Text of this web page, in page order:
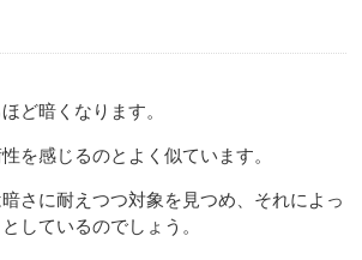
ど暗くなります。
を感じるのとよく似ています。
さに耐えつつ対象を見つめ、それによっ
しているのでしょう。